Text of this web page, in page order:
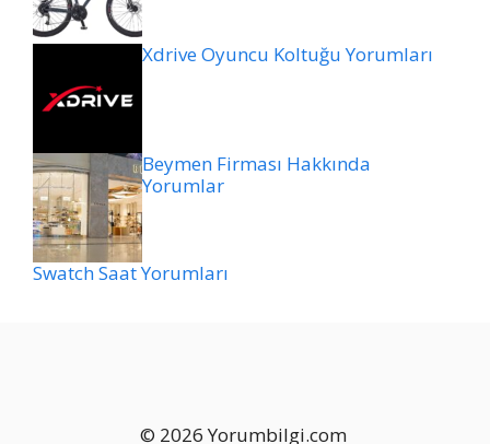
Xdrive Oyuncu Koltuğu Yorumları
Beymen Firması Hakkında
Yorumlar
Swatch Saat Yorumları
© 2026 Yorumbilgi.com